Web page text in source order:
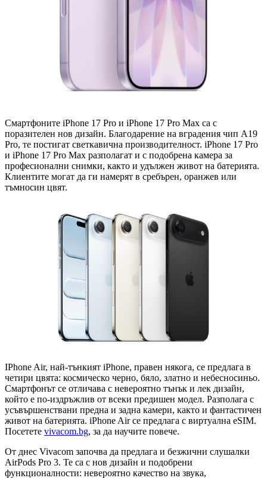
Смартфоните iPhone 17 Pro и iPhone 17 Pro Max са с
поразителен нов дизайн. Благодарение на вградения чип A19
Pro, те постигат светкавична производителност. iPhone 17 Pro
и iPhone 17 Pro Max разполагат и с подобрена камера за
професионални снимки, както и удължен живот на батерията.
Клиентите могат да ги намерят в сребърен, оранжев или
тъмносин цвят.
IPhone Air, най-тънкият iPhone, правен някога, се предлага в
четири цвята: космическо черно, бяло, златно и небесносиньо.
Смартфонът се отличава с невероятно тънък и лек дизайн,
който е по-издръжлив от всеки предишен модел. Разполага с
усъвършенствани предна и задна камери, както и фантастичен
живот на батерията. iPhone Air се предлага с виртуална eSIM.
Посетете vivacom.bg, за да научите повече.
От днес Vivacom започва да предлага и безжични слушалки
AirPods Pro 3. Те са с нов дизайн и подобрени
функционалности: невероятно качество на звука,